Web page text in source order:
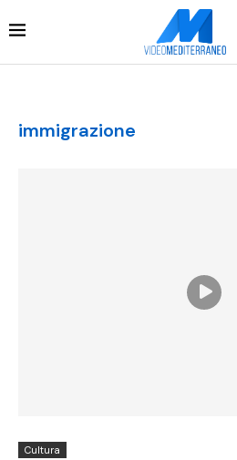
immigrazione
Cultura